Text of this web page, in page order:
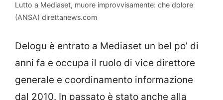
Lutto a Mediaset, muore improvvisamente: che dolore
(ANSA) direttanews.com
Delogu è entrato a Mediaset un bel po’ di
anni fa e occupa il ruolo di vice direttore
generale e coordinamento informazione
dal 2010. In passato è stato anche alla